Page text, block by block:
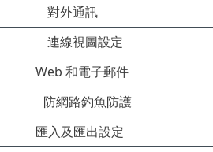
對外通訊
連線視圖設定
Web 和電子郵件
防網路釣魚防護
匯入及匯出設定